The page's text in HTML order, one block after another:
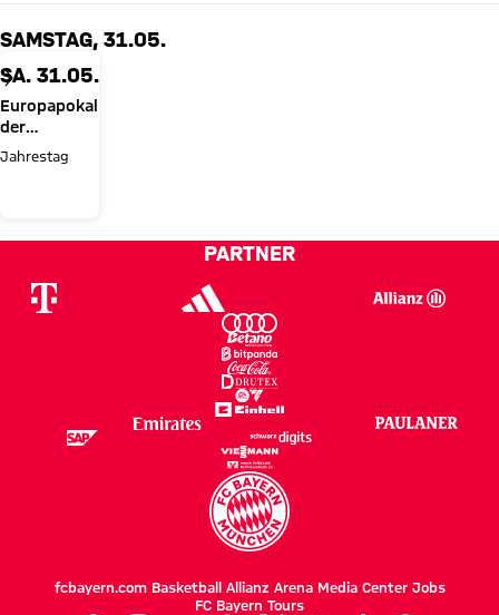
SAMSTAG, 31.05.
SA. 31.05.
Europapokal
der
Pokalsieger
Jahrestag
PARTNER
fcbayern.com Basketball Allianz Arena Media Center Jobs
FC Bayern Tours